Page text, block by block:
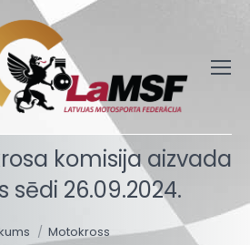
komisija aizvada
sēdi 26.09.2024.
Motokross